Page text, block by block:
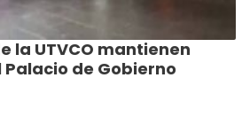
la UTVCO mantienen
Palacio de Gobierno